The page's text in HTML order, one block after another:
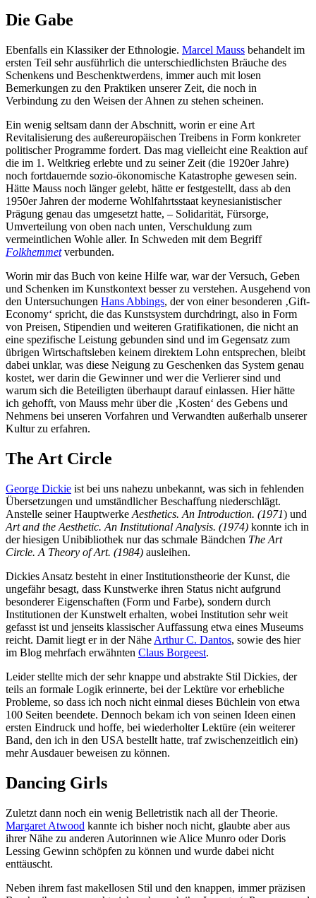
Die Gabe
Ebenfalls ein Klassiker der Ethnologie. Marcel Mauss behandelt im
ersten Teil sehr ausführlich die unterschiedlichsten Bräuche des
Schenkens und Beschenktwerdens, immer auch mit losen
Bemerkungen zu den Praktiken unserer Zeit, die noch in
Verbindung zu den Weisen der Ahnen zu stehen scheinen.
Ein wenig seltsam dann der Abschnitt, worin er eine Art
Revitalisierung des außereuropäischen Treibens in Form konkreter
politischer Programme fordert. Das mag vielleicht eine Reaktion auf
die im 1. Weltkrieg erlebte und zu seiner Zeit (die 1920er Jahre)
noch fortdauernde sozio-ökonomische Katastrophe gewesen sein.
Hätte Mauss noch länger gelebt, hätte er festgestellt, dass ab den
1950er Jahren der moderne Wohlfahrtsstaat keynesianistischer
Prägung genau das umgesetzt hatte, – Solidarität, Fürsorge,
Umverteilung von oben nach unten, Verschuldung zum
vermeintlichen Wohle aller. In Schweden mit dem Begriff
Folkhemmetverbunden.
Worin mir das Buch von keine Hilfe war, war der Versuch, Geben
und Schenken im Kunstkontext besser zu verstehen. Ausgehend von
den Untersuchungen Hans Abbings, der von einer besonderen ‚Gift-
Economy‘ spricht, die das Kunstsystem durchdringt, also in Form
von Preisen, Stipendien und weiteren Gratifikationen, die nicht an
eine spezifische Leistung gebunden sind und im Gegensatz zum
übrigen Wirtschaftsleben keinem direktem Lohn entsprechen, bleibt
dabei unklar, was diese Neigung zu Geschenken das System genau
kostet, wer darin die Gewinner und wer die Verlierer sind und
warum sich die Beteiligten überhaupt darauf einlassen. Hier hätte
ich gehofft, von Mauss mehr über die ‚Kosten‘ des Gebens und
Nehmens bei unseren Vorfahren und Verwandten außerhalb unserer
Kultur zu erfahren.
The Art Circle
George Dickie ist bei uns nahezu unbekannt, was sich in fehlenden
Übersetzungen und umständlicher Beschaffung niederschlägt.
Anstelle seiner Hauptwerke Aesthetics. An Introduction. (1971) und
Art and the Aesthetic. An Institutional Analysis. (1974) konnte ich in
der hiesigen Unibibliothek nur das schmale Bändchen The Art
Circle. A Theory of Art. (1984) ausleihen.
Dickies Ansatz besteht in einer Institutionstheorie der Kunst, die
ungefähr besagt, dass Kunstwerke ihren Status nicht aufgrund
besonderer Eigenschaften (Form und Farbe), sondern durch
Institutionen der Kunstwelt erhalten, wobei Institution sehr weit
gefasst ist und jenseits klassischer Auffassung etwa eines Museums
reicht. Damit liegt er in der Nähe Arthur C. Dantos, sowie des hier
im Blog mehrfach erwähnten Claus Borgeest.
Leider stellte mich der sehr knappe und abstrakte Stil Dickies, der
teils an formale Logik erinnerte, bei der Lektüre vor erhebliche
Probleme, so dass ich noch nicht einmal dieses Büchlein von etwa
100 Seiten beendete. Dennoch bekam ich von seinen Ideen einen
ersten Eindruck und hoffe, bei wiederholter Lektüre (ein weiterer
Band, den ich in den USA bestellt hatte, traf zwischenzeitlich ein)
mehr Ausdauer beweisen zu können.
Dancing Girls
Zuletzt dann noch ein wenig Belletristik nach all der Theorie.
Margaret Atwood kannte ich bisher noch nicht, glaubte aber aus
ihrer Nähe zu anderen Autorinnen wie Alice Munro oder Doris
Lessing Gewinn schöpfen zu können und wurde dabei nicht
enttäuscht.
Neben ihrem fast makellosen Stil und den knappen, immer präzisen